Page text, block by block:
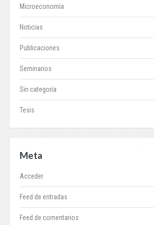
Microeconomía
Noticias
Publicaciones
Seminarios
Sin categoría
Tesis
Meta
Acceder
Feed de entradas
Feed de comentarios